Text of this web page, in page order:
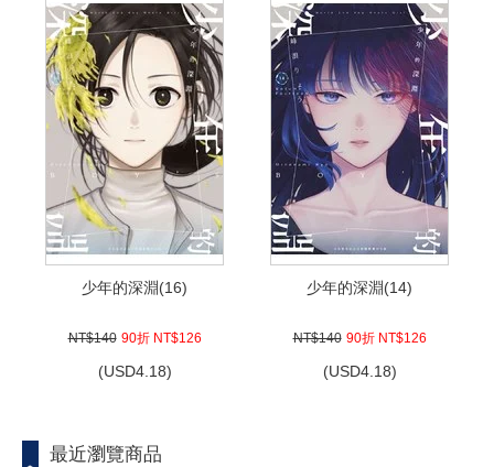
少年的深淵(16)
NT$140 90折 NT$126
(USD4.18)
少年的深淵(14)
NT$140 90折 NT$126
(USD4.18)
最近瀏覽商品